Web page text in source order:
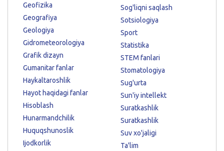
Geofizika
Geografiya
Geologiya
Gidrometeorologiya
Grafik dizayn
Gumanitar fanlar
Haykaltaroshlik
Hayot haqidagi fanlar
Hisoblash
Hunarmandchilik
Huquqshunoslik
Ijodkorlik
Sog'liqni saqlash
Sotsiologiya
Sport
Statistika
STEM fanlari
Stomatologiya
Sug'urta
Sun'iy intellekt
Suratkashlik
Suratkashlik
Suv xo'jaligi
Ta'lim